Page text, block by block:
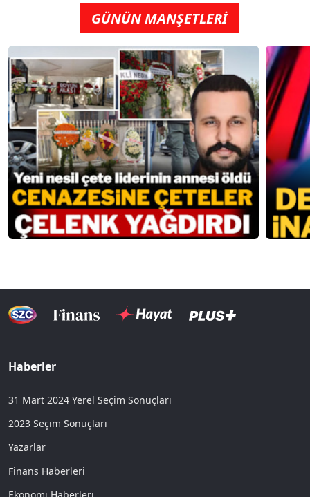
GÜNÜN MANŞETLERİ
Haberler
31 Mart 2024 Yerel Seçim Sonuçları
2023 Seçim Sonuçları
Yazarlar
Finans Haberleri